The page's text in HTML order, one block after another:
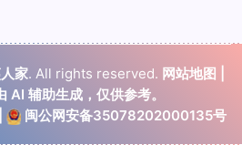
家. All rights reserved. 网站地图
AI 辅助生成，仅供参考。
闽公网安备35078202000135号